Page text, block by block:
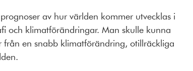
av hur världen kommer utvecklas i
och klimatförändringar. Man skulle kunna
från en snabb klimatförändring, otillräckliga